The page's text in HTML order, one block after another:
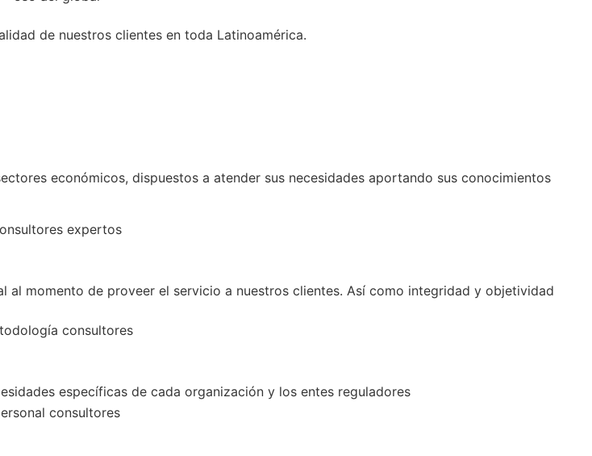
de nuestros clientes en toda Latinoamérica.
económicos, dispuestos a atender sus necesidades aportando sus conocimientos
momento de proveer el servicio a nuestros clientes. Así como integridad y objetividad
específicas de cada organización y los entes reguladores